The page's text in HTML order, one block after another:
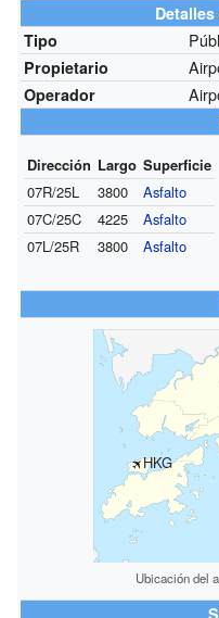
Tipo
Propietario
Operador
Dirección Largo Superficie
07R/25L
3800
Asfalto
07C/25C
4225
Asfalto
07L/25R
3800 Asfalto
HKG
Ubicación del